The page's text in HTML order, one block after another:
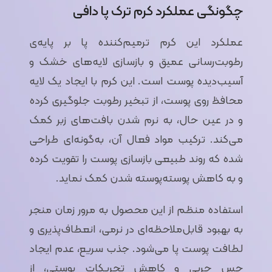
چگونگی عملکرد کرم ترک پا دافی
عملکرد این کرم ترمیم‌کننده پا بر پایه‌ی
رطوبت‌رسانی عمیق و بازسازی لایه‌های خشک و
آسیب‌دیده پوست است. این کرم با ایجاد یک لایه
محافظ روی پوست، از تبخیر رطوبت جلوگیری کرده
و در عین حال، به نرم شدن بافت‌های زبر کمک
می‌کند. ترکیب مواد فعال آن، به‌گونه‌ای طراحی
شده که روند طبیعی بازسازی پوست را تقویت کرده
و به کاهش پوسته‌پوسته شدن کمک نماید.
استفاده منظم از این محصول به مرور زمان منجر
به بهبود قابل‌ملاحظه‌ای در نرمی، انعطاف‌پذیری و
لطافت پوست پا می‌شود. جذب سریع، عدم ایجاد
حس چربی و کاهش تحریکات پوستی، از